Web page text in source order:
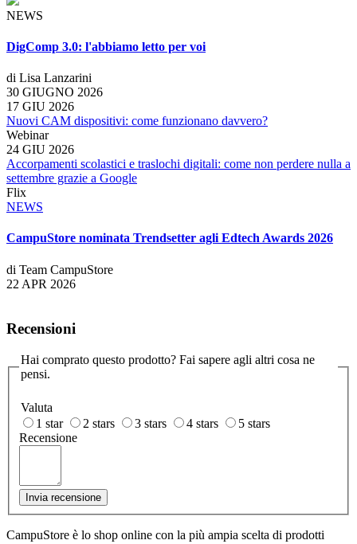
NEWS
DigComp 3.0: l'abbiamo letto per voi
di Lisa Lanzarini
30 GIUGNO 2026
17 GIU 2026
Nuovi CAM dispositivi: come funzionano davvero?
Webinar
24 GIU 2026
Accorpamenti scolastici e traslochi digitali: come non perdere nulla a
settembre grazie a Google
Flix
NEWS
CampuStore nominata Trendsetter agli Edtech Awards 2026
di Team CampuStore
22 APR 2026
Recensioni
Hai comprato questo prodotto? Fai sapere agli altri cosa ne
pensi.
Valuta
1 star
2 stars 3 stars 4 stars
5 stars
Recensione
Invia recensione
CampuStore è lo shop online con la più ampia scelta di prodotti